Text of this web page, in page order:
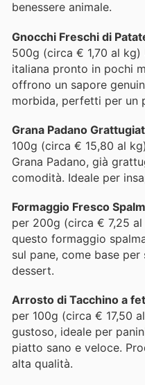
benessere animale.
Gnocchi Freschi di
500g (circa € 1,70 al
italiana pronto in pochi
offrono un sapore
morbida, perfetti per un
Grana Padano
100g (circa € 15,80 al
Grana Padano, già
comodità. Ideale per
Formaggio Fresco
per 200g (circa € 7,25
questo formaggio
sul pane, come base
dessert.
Arrosto di Tacchino a
per 100g (circa € 17,50
gustoso, ideale per
piatto sano e veloce.
alta qualità.